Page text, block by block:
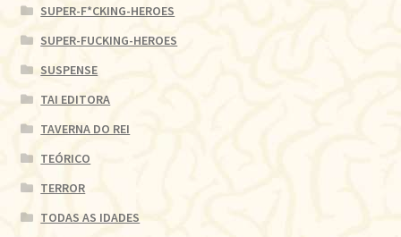
SUPER-F*CKING-HEROES
SUPER-FUCKING-HEROES
SUSPENSE
TAI EDITORA
TAVERNA DO REI
TEÓRICO
TERROR
TODAS AS IDADES